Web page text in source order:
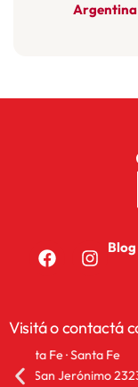
Argentina
Blog
Visitá o contactá
San Francisco ·
25 de Mayo